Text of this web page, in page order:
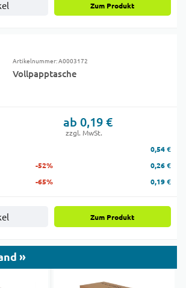
Zum Produkt
Artikelnummer: A0003172
Vollpapptasche
ab 0,19 €
zzgl. MwSt.
0,54 €
-52%
0,26 €
-65% 0,19 €
Zum Produkt
»